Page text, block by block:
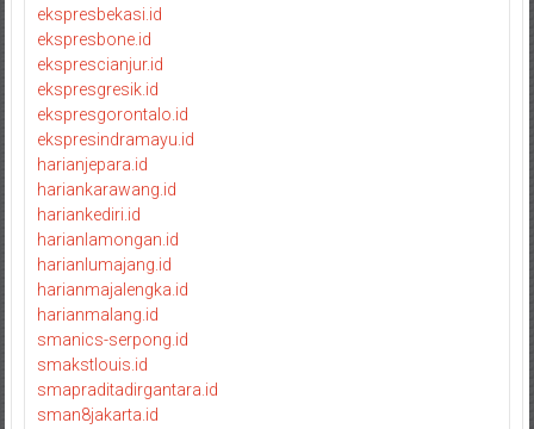
ekspresbekasi.id
ekspresbone.id
eksprescianjur.id
ekspresgresik.id
ekspresgorontalo.id
ekspresindramayu.id
harianjepara.id
hariankarawang.id
hariankediri.id
harianlamongan.id
harianlumajang.id
harianmajalengka.id
harianmalang.id
smanics-serpong.id
smakstlouis.id
smapraditadirgantara.id
sman8jakarta.id